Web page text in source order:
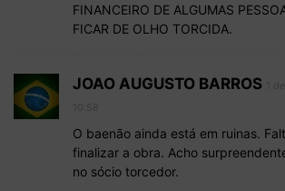
FINANCEIRO DE ALGUMAS
FICAR DE OLHO TORCIDA.
JOAO AUGUSTO BARROS
O baenão ainda está em ruinas.
finalizar a obra. Acho
no sócio torcedor.